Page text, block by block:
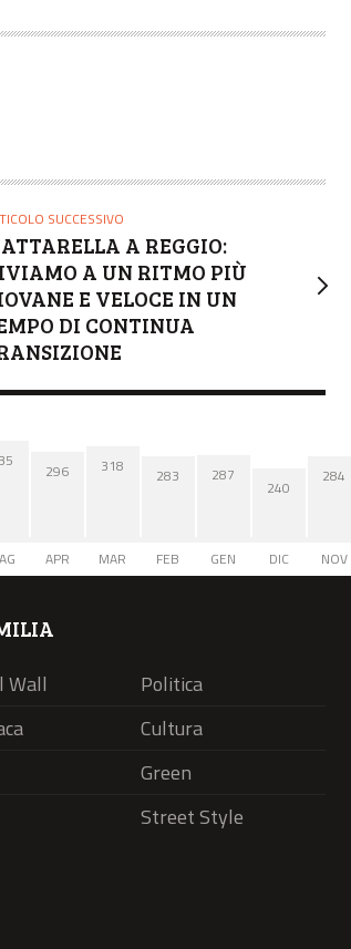
SUCCESSIVO
A REGGIO:
A UN RITMO PIÙ
E VELOCE IN UN
DI CONTINUA
296
APR
318
MAR
283
FEB
287
GEN
240
DIC
284
NOV
Wall
Politica
Cultura
Green
Street Style